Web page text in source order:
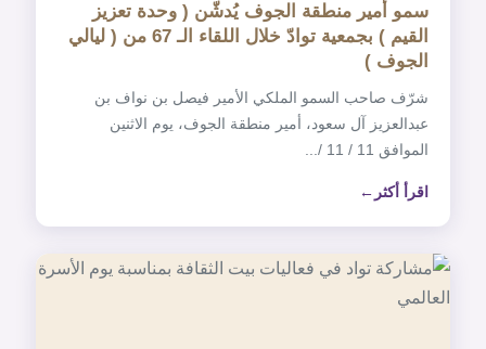
سمو أمير منطقة الجوف يُدشّن ( وحدة تعزيز
القيم ) بجمعية توادّ خلال اللقاء الـ 67 من ( ليالي
الجوف )
شرّف صاحب السمو الملكي الأمير فيصل بن نواف بن
عبدالعزيز آل سعود، أمير منطقة الجوف، يوم الاثنين
الموافق 11 / 11 /...
اقرأ أكثر